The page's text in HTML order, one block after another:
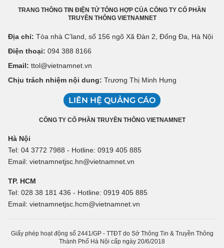
TRANG THÔNG TIN ĐIỆN TỬ TỔNG HỢP CỦA CÔNG TY CỔ PHẦN
TRUYỀN THÔNG VIETNAMNET
Địa chỉ: Tòa nhà C’land, số 156 ngõ Xã Đàn 2, Đống Đa, Hà Nội
Điện thoại: 094 388 8166
Email: ttol@vietnamnet.vn
Chịu trách nhiệm nội dung: Trương Thị Minh Hưng
LIÊN HỆ QUẢNG CÁO
CÔNG TY CỔ PHẦN TRUYỀN THÔNG VIETNAMNET
Hà Nội
Tel: 04 3772 7988 - Hotline: 0919 405 885
Email: vietnamnetjsc.hn@vietnamnet.vn
TP. HCM
Tel: 028 38 181 436 - Hotline: 0919 405 885
Email: vietnamnetjsc.hcm@vietnamnet.vn
Giấy phép hoạt động số 2441/GP - TTĐT do Sở Thông Tin & Truyền Thông
Thành Phố Hà Nội cấp ngày 20/6/2018